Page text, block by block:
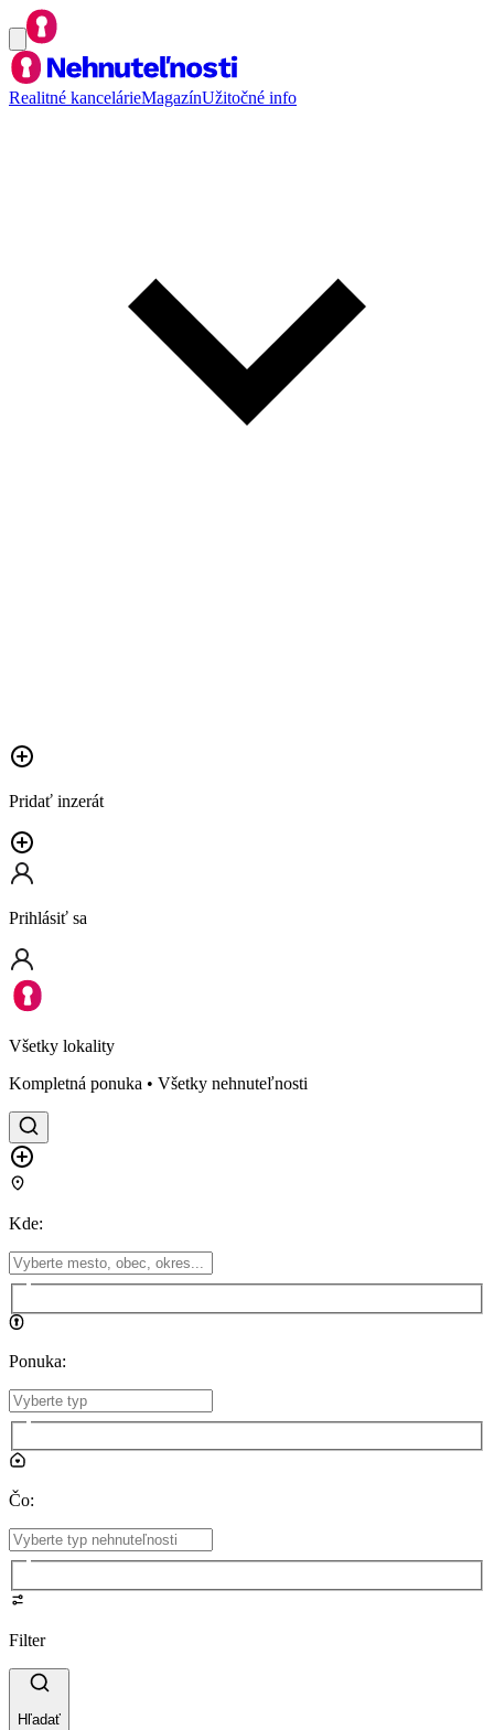
Realitné kancelárieMagazínUžitočné info
Pridať inzerát
Prihlásiť sa
Všetky lokality
Kompletná ponuka • Všetky nehnuteľnosti
Kde:
Ponuka:
Čo:
Filter
Hľadať